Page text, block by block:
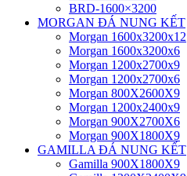
BRD-1600×3200
MORGAN ĐÁ NUNG KẾT
Morgan 1600x3200x12
Morgan 1600x3200x6
Morgan 1200x2700x9
Morgan 1200x2700x6
Morgan 800X2600X9
Morgan 1200x2400x9
Morgan 900X2700X6
Morgan 900X1800X9
GAMILLA ĐÁ NUNG KẾT
Gamilla 900X1800X9